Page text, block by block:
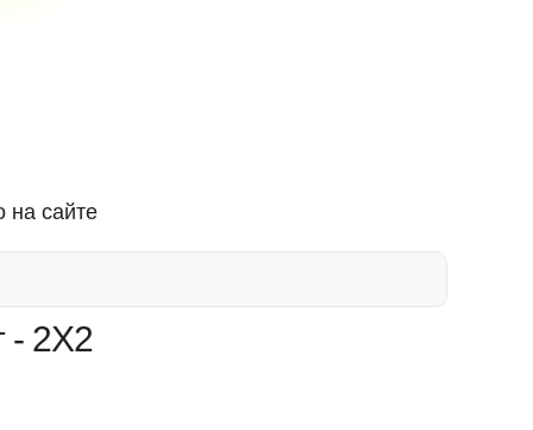
на сайте
- 2Х2